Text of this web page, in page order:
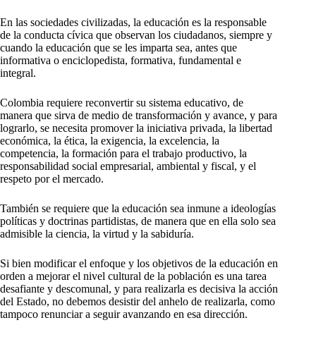
En las sociedades civilizadas, la educación es la responsable
de la conducta cívica que observan los ciudadanos, siempre y
cuando la educación que se les imparta sea, antes que
informativa o enciclopedista, formativa, fundamental e
integral.
Colombia requiere reconvertir su sistema educativo, de
manera que sirva de medio de transformación y avance, y para
lograrlo, se necesita promover la iniciativa privada, la libertad
económica, la ética, la exigencia, la excelencia, la
competencia, la formación para el trabajo productivo, la
responsabilidad social empresarial, ambiental y fiscal, y el
respeto por el mercado.
También se requiere que la educación sea inmune a ideologías
políticas y doctrinas partidistas, de manera que en ella solo sea
admisible la ciencia, la virtud y la sabiduría.
Si bien modificar el enfoque y los objetivos de la educación en
orden a mejorar el nivel cultural de la población es una tarea
desafiante y descomunal, y para realizarla es decisiva la acción
del Estado, no debemos desistir del anhelo de realizarla, como
tampoco renunciar a seguir avanzando en esa dirección.